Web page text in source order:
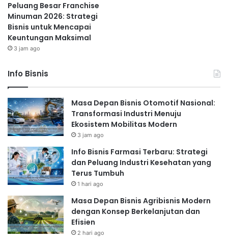
Peluang Besar Franchise
Minuman 2026: Strategi
Bisnis untuk Mencapai
Keuntungan Maksimal
3 jam ago
Info Bisnis
Masa Depan Bisnis Otomotif Nasional:
Transformasi Industri Menuju
Ekosistem Mobilitas Modern
3 jam ago
Info Bisnis Farmasi Terbaru: Strategi
dan Peluang Industri Kesehatan yang
Terus Tumbuh
1 hari ago
Masa Depan Bisnis Agribisnis Modern
dengan Konsep Berkelanjutan dan
Efisien
2 hari ago